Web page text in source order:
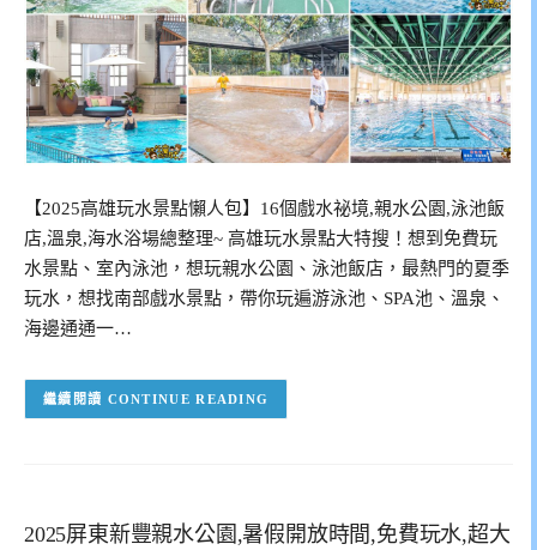
【2025高雄玩水景點懶人包】16個戲水祕境,親水公園,泳池飯
店,溫泉,海水浴場總整理~ 高雄玩水景點大特搜！想到免費玩
水景點、室內泳池，想玩親水公園、泳池飯店，最熱門的夏季
玩水，想找南部戲水景點，帶你玩遍游泳池、SPA池、溫泉、
海邊通通一…
CONTINUE READING
2025屏東新豐親水公園,暑假開放時間,免費玩水,超大